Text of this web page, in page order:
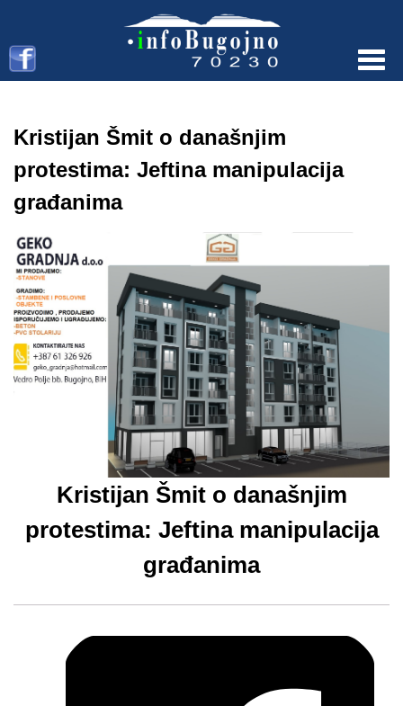
Kristijan Šmit o današnjim
protestima: Jeftina manipulacija
građanima
Kristijan Šmit o današnjim
protestima: Jeftina manipulacija
građanima